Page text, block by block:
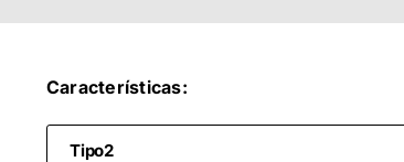
Características:
Tipo2